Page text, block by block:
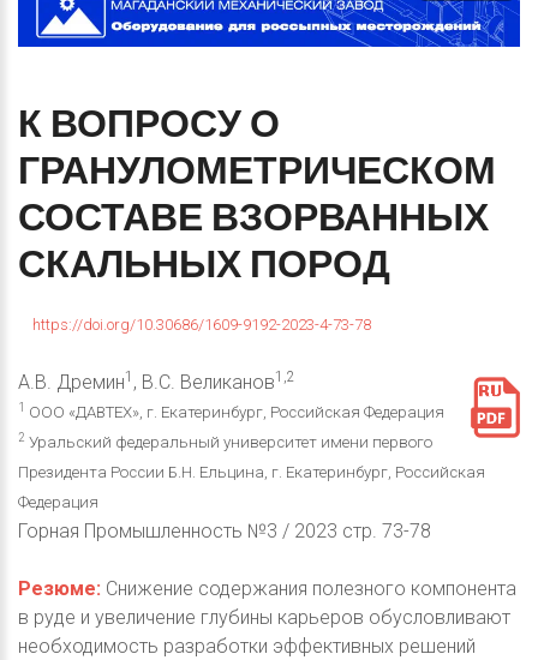
К ВОПРОСУО
ГРАНУЛОМЕТРИЧЕСКОМ
СОСТАВЕ ВЗОРВАННЫХ
СКАЛЬНЫХ ПОРОД
https://doi.org/10.30686/1609-9192-2023-4-73-78
А.В. Дремин1 , В.С. Великанов1,2
1 ООО «ДАВТЕХ», г. Екатеринбург, Российская Федерация
2 Уральский федеральный университет имени первого
Президента России Б.Н. Ельцина, г. Екатеринбург, Российская
Федерация
Горная Промышленность №3 / 2023 стр. 73-78
Резюме: Снижение содержания полезного компонента
в руде и увеличение глубины карьеров обусловливают
необходимость разработки эффективных решений